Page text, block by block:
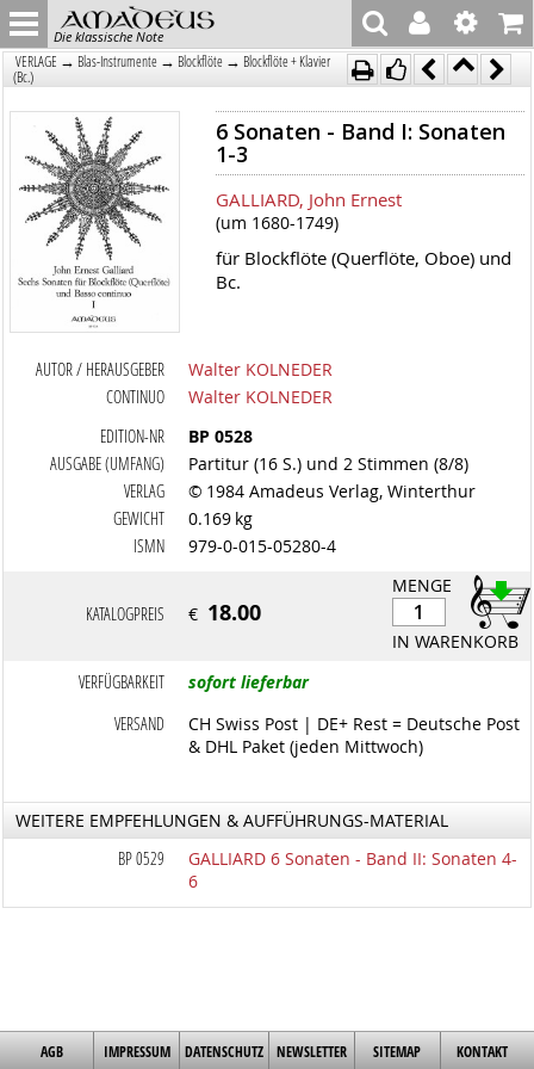
Die klassische Note
VERLAGE → Blas-Instrumente → Blockflöte → Blockflöte + Klavier
(Bc.)
6 Sonaten - Band I: Sonaten
1-3
GALLIARD, John Ernest
(um 1680-1749)
für Blockflöte (Querflöte, Oboe) und
Bc.
AUTOR / HERAUSGEBER
Walter KOLNEDER
CONTINUO
Walter KOLNEDER
EDITION-NR
BP 0528
AUSGABE (UMFANG)
Partitur (16 S.) und 2 Stimmen (8/8)
VERLAG
© 1984 Amadeus Verlag, Winterthur
GEWICHT
0.169 kg
ISMN
979-0-015-05280-4
MENGE
IN WARENKORB
KATALOGPREIS € 18.00
VERFÜGBARKEIT
sofort lieferbar
VERSAND
CH Swiss Post | DE+ Rest = Deutsche Post
& DHL Paket (jeden Mittwoch)
WEITERE EMPFEHLUNGEN & AUFFÜHRUNGS-MATERIAL
BP 0529
GALLIARD 6 Sonaten - Band II: Sonaten 4-
6
AGB IMPRESSUM DATENSCHUTZ NEWSLETTER SITEMAP KONTAKT